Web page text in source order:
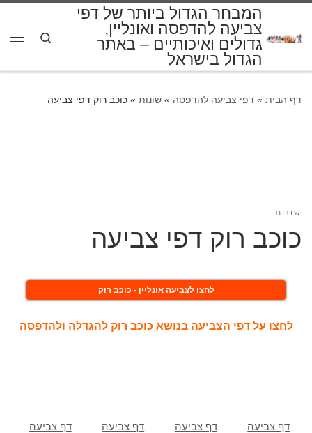
המבחר הגדול ביותר של דפי
צביעה להדפסה ואונליין,
גדולים ואיכותיים – באתר
הגדול בישראל
Search
דף הבית » דפי צביעה להדפסה » שונות » כוכב רוק דפי צביעה
שונות
כוכב רוק דפי צביעה
לחצו לצביעה אונליין - כוכב רוק
לחצו על דפי הצביעה בנושא כוכב רוק להגדלה ולהדפסה
דף צביעה
דף צביעה
דף צביעה
דף צביעה